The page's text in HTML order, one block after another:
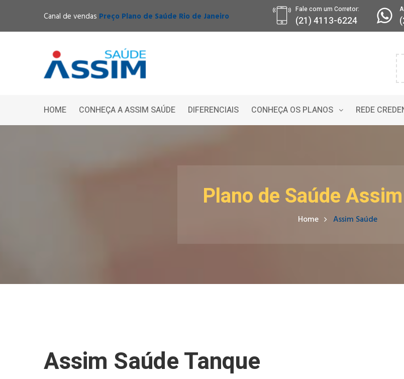
Canal de vendas Preço Plano de Saúde Rio de Janeiro
Fale com um Corretor:
(21) 4113-6224
HOME CONHEÇA A ASSIM SAÚDE DIFERENCIAIS CONHEÇA OS PLANOS REDE
Plano de Saúde
Home Assim Saúde
Assim Saúde Tanque